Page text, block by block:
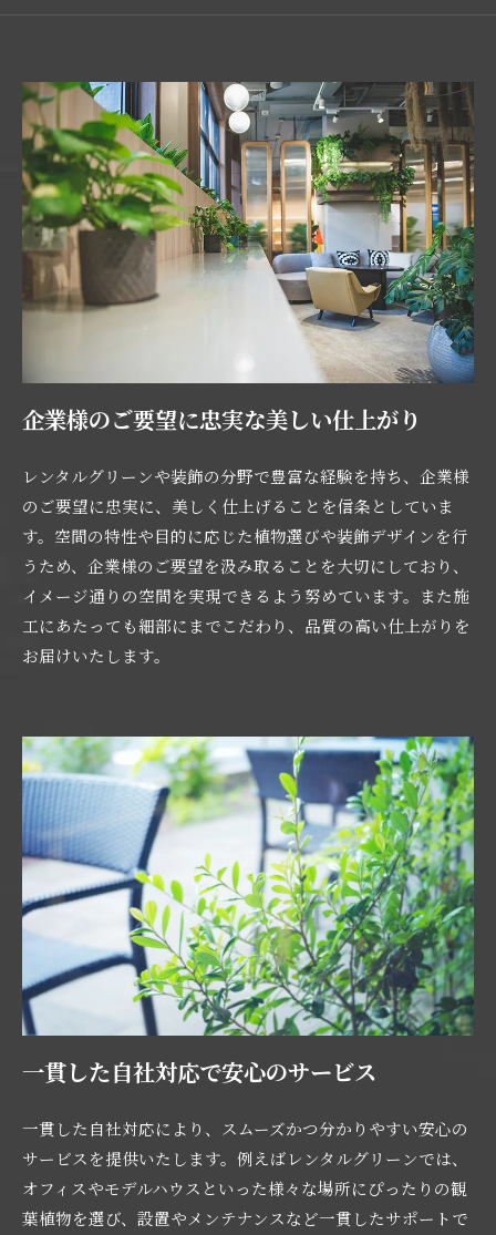
企業様のご要望に忠実な美しい仕上がり
レンタルグリーンや装飾の分野で豊富な経験を持ち、企業様
のご要望に忠実に、美しく仕上げることを信条としていま
す。空間の特性や目的に応じた植物選びや装飾デザインを行
うため、企業様のご要望を汲み取ることを大切にしており、
イメージ通りの空間を実現できるよう努めています。また施
工にあたっても細部にまでこだわり、品質の高い仕上がりを
お届けいたします。
一貫した自社対応で安心のサービス
一貫した自社対応により、スムーズかつ分かりやすい安心の
サービスを提供いたします。例えばレンタルグリーンでは、
オフィスやモデルハウスといった様々な場所にぴったりの観
葉植物を選び、設置やメンテナンスなど一貫したサポートで